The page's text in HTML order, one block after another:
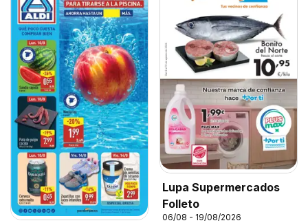
Lupa Supermercados
Folleto
06/08 - 19/08/2026